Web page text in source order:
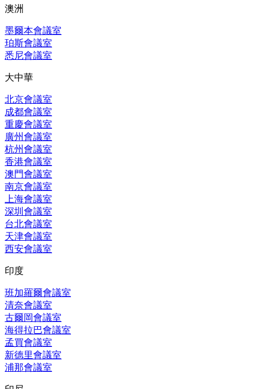
澳洲
墨爾本會議室
珀斯會議室
悉尼會議室
大中華
北京會議室
成都會議室
重慶會議室
廣州會議室
杭州會議室
香港會議室
澳門會議室
南京會議室
上海會議室
深圳會議室
台北會議室
天津會議室
西安會議室
印度
班加羅爾會議室
清奈會議室
古爾岡會議室
海得拉巴會議室
孟買會議室
新德里會議室
浦那會議室